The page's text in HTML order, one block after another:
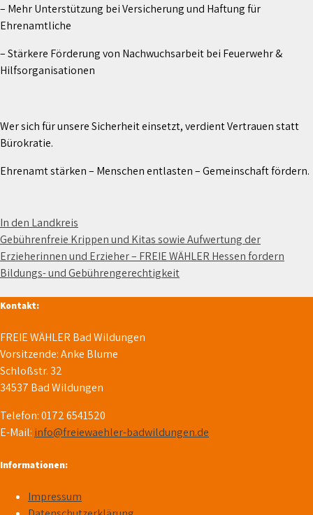
– Mehr Unterstützung bei Versicherung und Haftung für
Ehrenamtliche
– Stärkere Förderung von Nachwuchsarbeit bei Feuerwehr &
Hilfsorganisationen
Wer sich für unsere Sicherheit einsetzt, verdient Vertrauen statt
Bürokratie.
Ehrenamt stärken – Menschen entlasten – Gemeinschaft fördern.
Beitragsnavigation
In den Landkreis
Gebührenfreie Krippen und Kitas sowie Aufwertung der
Erzieherinnen und Erzieher – FREIE WÄHLER Hessen fordern
Bildungs- und Gebührengerechtigkeit
Kontakt:
FREIE WÄHLER Bad Wildungen
Vorsitzende: Anke Blume
Schloßstr. 32
34537 Bad Wildungen
Telefon: 0172 6541520
E-Mail: info@freiewaehler-badwildungen.de
Informationen:
Impressum